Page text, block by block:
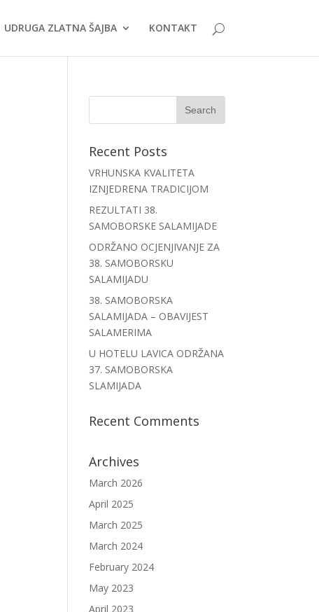
UDRUGA ZLATNA ŠAJBA KONTAKT
Recent Posts
VRHUNSKA KVALITETA
IZNJEDRENA TRADICIJOM
REZULTATI 38.
SAMOBORSKE SALAMIJADE
ODRŽANO OCJENJIVANJE ZA
38. SAMOBORSKU
SALAMIJADU
38. SAMOBORSKA
SALAMIJADA – OBAVIJEST
SALAMERIMA
U HOTELU LAVICA ODRŽANA
37. SAMOBORSKA
SLAMIJADA
Recent Comments
Archives
March 2026
April 2025
March 2025
March 2024
February 2024
May 2023
April 2023